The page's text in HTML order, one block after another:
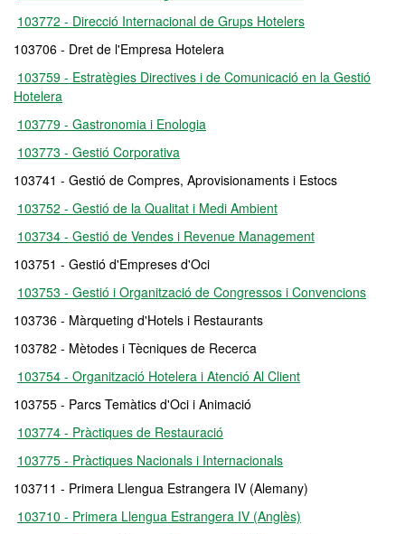
103772 - Direcció Internacional de Grups Hotelers
103706 - Dret de l'Empresa Hotelera
103759 - Estratègies Directives i de Comunicació en la Gestió
Hotelera
103779 - Gastronomia i Enologia
103773 - Gestió Corporativa
103741 - Gestió de Compres, Aprovisionaments i Estocs
103752 - Gestió de la Qualitat i Medi Ambient
103734 - Gestió de Vendes i Revenue Management
103751 - Gestió d'Empreses d'Oci
103753 - Gestió i Organització de Congressos i Convencions
103736 - Màrqueting d'Hotels i Restaurants
103782 - Mètodes i Tècniques de Recerca
103754 - Organització Hotelera i Atenció Al Client
103755 - Parcs Temàtics d'Oci i Animació
103774 - Pràctiques de Restauració
103775 - Pràctiques Nacionals i Internacionals
103711 - Primera Llengua Estrangera IV (Alemany)
103710 - Primera Llengua Estrangera IV (Anglès)